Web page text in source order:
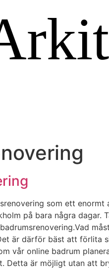
som ett
på bara några dagar.
är därför bäst att förlita
vår online badrum
Detta är möjligt utan att